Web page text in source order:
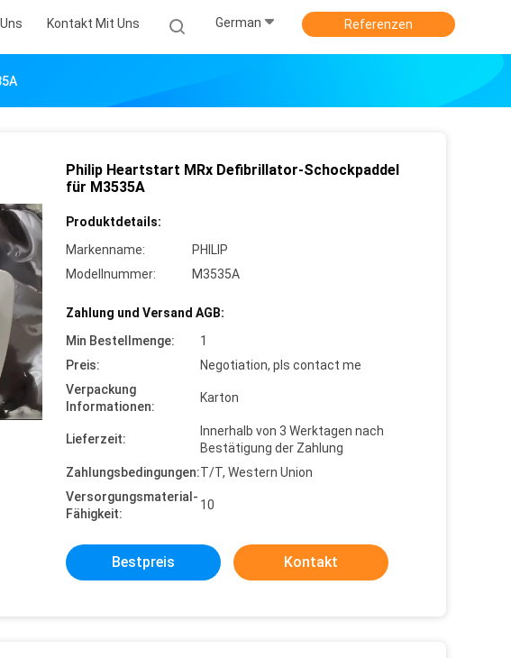
Kontakt Mit Uns German Referenzen
Philip Heartstart MRx Defibrillator-Schockpaddel
für M3535A
Produktdetails:
Markenname:
PHILIP
Modellnummer:
M3535A
Zahlung und Versand AGB:
Min Bestellmenge:
1
Preis:
Negotiation, pls contact me
Verpackung
Informationen:
Karton
Lieferzeit:
Innerhalb von 3 Werktagen nach
Bestätigung der Zahlung
Zahlungsbedingungen:T/T, Western Union
Versorgungsmaterial-
Fähigkeit:
10
Bestpreis Kontakt